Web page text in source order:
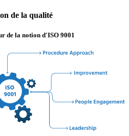
de la qualité
de la notion d'ISO 9001